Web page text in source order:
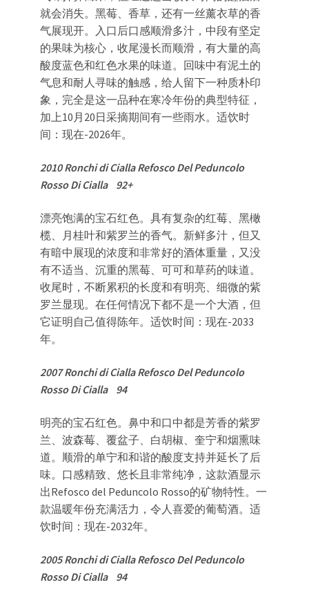
就会消失。黑莓、香草，还有一丝薰衣草的香
气展现开。入口后口感顺滑多汁，中段有坚定
的果味为核心，收尾漫长而顺滑，有大量的高
酸度蓝色和红色水果的味道。回味中有泥土的
气息和耐人寻味的触感，给人留下一种质朴印
象，完全是这一品种在寒冷年份的典型特征，
加上10月20日采摘期间有一些雨水。适饮时
间：现在-2026年。
2010 Ronchi di Cialla Refosco Del Peduncolo
Rosso Di Cialla 92+
漂亮饱满的宝石红色。具有复杂的红莓、黑橄
榄、月桂叶和紫罗兰的香气。新鲜多汁，但又
有暗中展现的浓度和非常好的酒体重量，又没
有不适当、沉重的黑莓、可可和草药的味道。
收尾时，不断累积的长度和有明亮、细微的紫
罗兰显现。在任何情况下都不是一个大酒，但
它证明自己值得陈年。适饮时间：现在-2033
年。
2007 Ronchi di Cialla Refosco Del Peduncolo
Rosso Di Cialla 94
明亮的宝石红色。鼻中和口中都是芳香的紫罗
兰、波森莓、覆盆子、白胡椒、奎宁和烟熏味
道。顺滑的单宁和和谐的酸度支持并延长了后
味。口感精致、悠长且非常纯净，这款酒显示
出Refosco del Peduncolo Rosso的矿物特性。一
款温暖年份充满活力，令人喜爱的葡萄酒。适
饮时间：现在-2032年。
2005 Ronchi di Cialla Refosco Del Peduncolo
Rosso Di Cialla 94